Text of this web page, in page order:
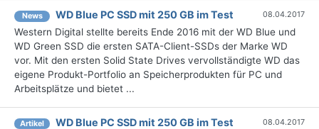
News WD Blue PC SSD mit 250 GB im Test 08.04.2017
Western Digital stellte bereits Ende 2016 mit der WD Blue und
WD Green SSD die ersten SATA-Client-SSDs der Marke WD
vor. Mit den ersten Solid State Drives vervollständigte WD das
eigene Produkt-Portfolio an Speicherprodukten für PC und
Arbeitsplätze und bietet ...
Artikel WD Blue PC SSD mit 250 GB im Test 08.04.2017